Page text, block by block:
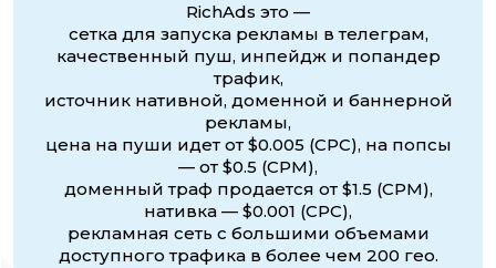
RichAds это —
сетка для запуска рекламы в телеграм,
качественный пуш, инпейдж и попандер
трафик,
источник нативной, доменной и баннерной
рекламы,
цена на пуши идет от $0.005 (CPC), на попсы
— от $0.5 (CPM),
доменный траф продается от $1.5 (CPM),
нативка — $0.001 (CPC),
рекламная сеть с большими объемами
доступного трафика в более чем 200 гео.